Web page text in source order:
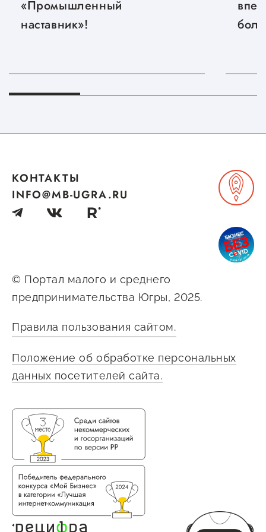
Сервисы для бизнеса
Документы
Вакансии
«Промышленный
наставник»!
© Портал малого и среднего
предпринимательства Югры, 2025.
Правила пользования сайтом.
Положение об обработке персональных
данных посетителей сайта.
КОНТАКТЫ
INFO@MB-UGRA.RU